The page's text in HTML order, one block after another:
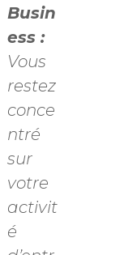
Busin
ess :
Vous
restez
conce
ntré
sur
votre
activit
é